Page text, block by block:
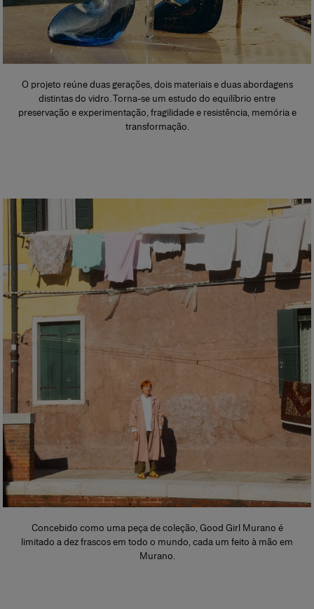
O projeto reúne duas gerações, dois materiais e duas abordagens
distintas do vidro. Torna-se um estudo do equilíbrio entre
preservação e experimentação, fragilidade e resistência, memória e
transformação.
Concebido como uma peça de coleção, Good Girl Murano é
limitado a dez frascos em todo o mundo, cada um feito à mão em
Murano.